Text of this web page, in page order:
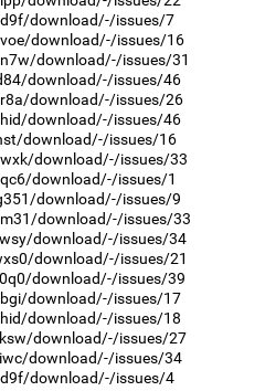
download/-/issues/7
download/-/issues/16
download/-/issues/31
download/-/issues/46
download/-/issues/26
download/-/issues/46
download/-/issues/16
download/-/issues/33
download/-/issues/1
download/-/issues/9
download/-/issues/33
download/-/issues/34
download/-/issues/21
download/-/issues/39
download/-/issues/17
download/-/issues/18
download/-/issues/27
download/-/issues/34
download/-/issues/4